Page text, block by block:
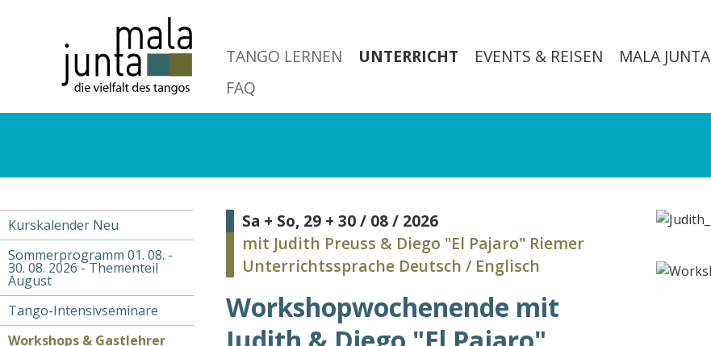
TANGO LERNEN UNTERRICHT EVENTS & REISEN MALA JUNTA
FAQ
Sa + So, 29 + 30 / 08 / 2026
mit Judith Preuss & Diego "El Pajaro" Riemer
Unterrichtssprache Deutsch / Englisch
Workshopwochenende mit
Main
navigation
Kurskalender Neu
Sommerprogramm 01. 08. -
30. 08. 2026 - Thementeil
August
Tango-Intensivseminare
Workshops & Gastlehrer